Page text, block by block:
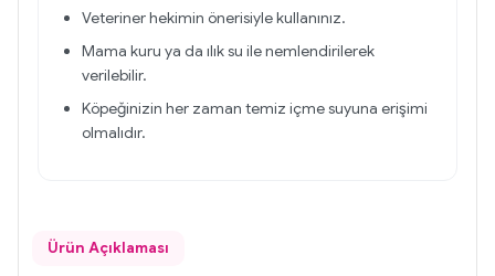
Veteriner hekimin önerisiyle kullanınız.
Mama kuru ya da ılık su ile nemlendirilerek
verilebilir.
Köpeğinizin her zaman temiz içme suyuna erişimi
olmalıdır.
Ürün Açıklaması